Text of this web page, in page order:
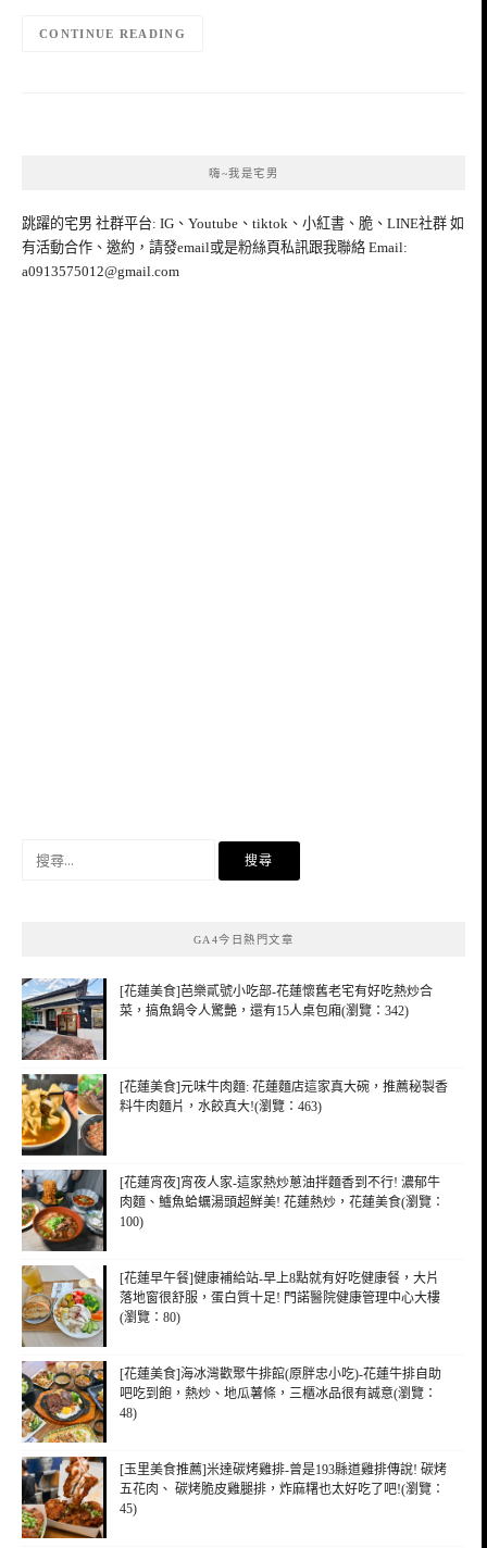
CONTINUE READING
嗨~我是宅男
跳躍的宅男 社群平台: IG、Youtube、tiktok、小紅書、脆、LINE社群 如
有活動合作、邀約，請發email或是粉絲頁私訊跟我聯絡 Email:
a0913575012@gmail.com
GA4今日熱門文章
[花蓮美食]芭樂貳號小吃部-花蓮懷舊老宅有好吃熱炒合
菜，搞魚鍋令人驚艷，還有15人桌包廂(瀏覽：342)
[花蓮美食]元味牛肉麵: 花蓮麵店這家真大碗，推薦秘製香
料牛肉麵片，水餃真大!(瀏覽：463)
[花蓮宵夜]宵夜人家-這家熱炒蔥油拌麵香到不行! 濃郁牛
肉麵、鱸魚蛤蠣湯頭超鮮美! 花蓮熱炒，花蓮美食(瀏覽：
100)
[花蓮早午餐]健康補給站-早上8點就有好吃健康餐，大片
落地窗很舒服，蛋白質十足! 門諾醫院健康管理中心大樓
(瀏覽：80)
[花蓮美食]海冰灣歡聚牛排館(原胖忠小吃)-花蓮牛排自助
吧吃到飽，熱炒、地瓜薯條，三櫃冰品很有誠意(瀏覽：
48)
[玉里美食推薦]米達碳烤雞排-曾是193縣道雞排傳說! 碳烤
五花肉、 碳烤脆皮雞腿排，炸麻糬也太好吃了吧!(瀏覽：
45)